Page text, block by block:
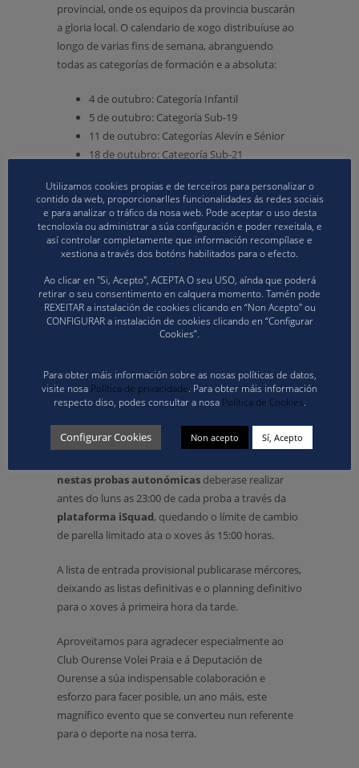
provincial, onde os equipos da provincia buscarán
a gloria local. O calendario de xogo distribuíuse ao
longo de varias fins de semana, abranguendo
todas as categorías de formación e a absoluta:
4 de outubro: Categoría Infantil
5 de outubro: Categoría Sub-19
11 de outubro: Categorías Alevín e Sénior
18 de outubro: Categoría Sub-21
Fase Autonómica: os mellores de Galicia cítanse en
Oira.
En novembro, a competición subirá de nivel coa
Galicia desprazaranse a Oira para competir polo
prestixioso título rexional nas distintas categorías.
As datas clave para esta fase son:
8 de novembro: Categoría Sub-21
15 de novembro: Categoría Infantil
29 e 30 de novembro: Categoría Sénior
nestas probas autonómicas deberase realizar
antes do luns as 23:00 de cada proba a través da
plataforma iSquad, quedando o límite de cambio
de parella limitado ata o xoves ás 15:00 horas.
A lista de entrada provisional publicarase mércores,
deixando as listas definitivas e o planning definitivo
para o xoves á primeira hora da tarde.
Aproveitamos para agradecer especialmente ao
Club Ourense Volei Praia e á Deputación de
Ourense a súa indispensable colaboración e
esforzo para facer posible, un ano máis, este
magnífico evento que se converteu nun referente
para o deporte na nosa terra.
Utilizamos cookies propias e de terceiros para personalizar o
contido da web, proporcionarlles funcionalidades ás redes sociais
e para analizar o tráfico da nosa web. Pode aceptar o uso desta
tecnoloxía ou administrar a súa configuración e poder rexeitala, e
así controlar completamente que información recompílase e
xestiona a través dos botóns habilitados para o efecto.
Ao clicar en "Si, Acepto", ACEPTA O seu USO, aínda que poderá
retirar o seu consentimento en calquera momento. Tamén pode
REXEITAR a instalación de cookies clicando en “Non Acepto" ou
CONFIGURAR a instalación de cookies clicando en “Configurar
Cookies”.
Para obter máis información sobre as nosas políticas de datos,
visite nosa Política de privacidade. Para obter máis información
respecto diso, podes consultar a nosa Política de Cookies.
Configurar Cookies Non acepto Sí, Acepto